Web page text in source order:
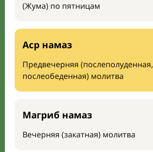
(Жума) по пятницам
Аср намаз
Предвечерняя (послеполуденная,
послеобеденная) молитва
Магриб намаз
Вечерняя (закатная) молитва